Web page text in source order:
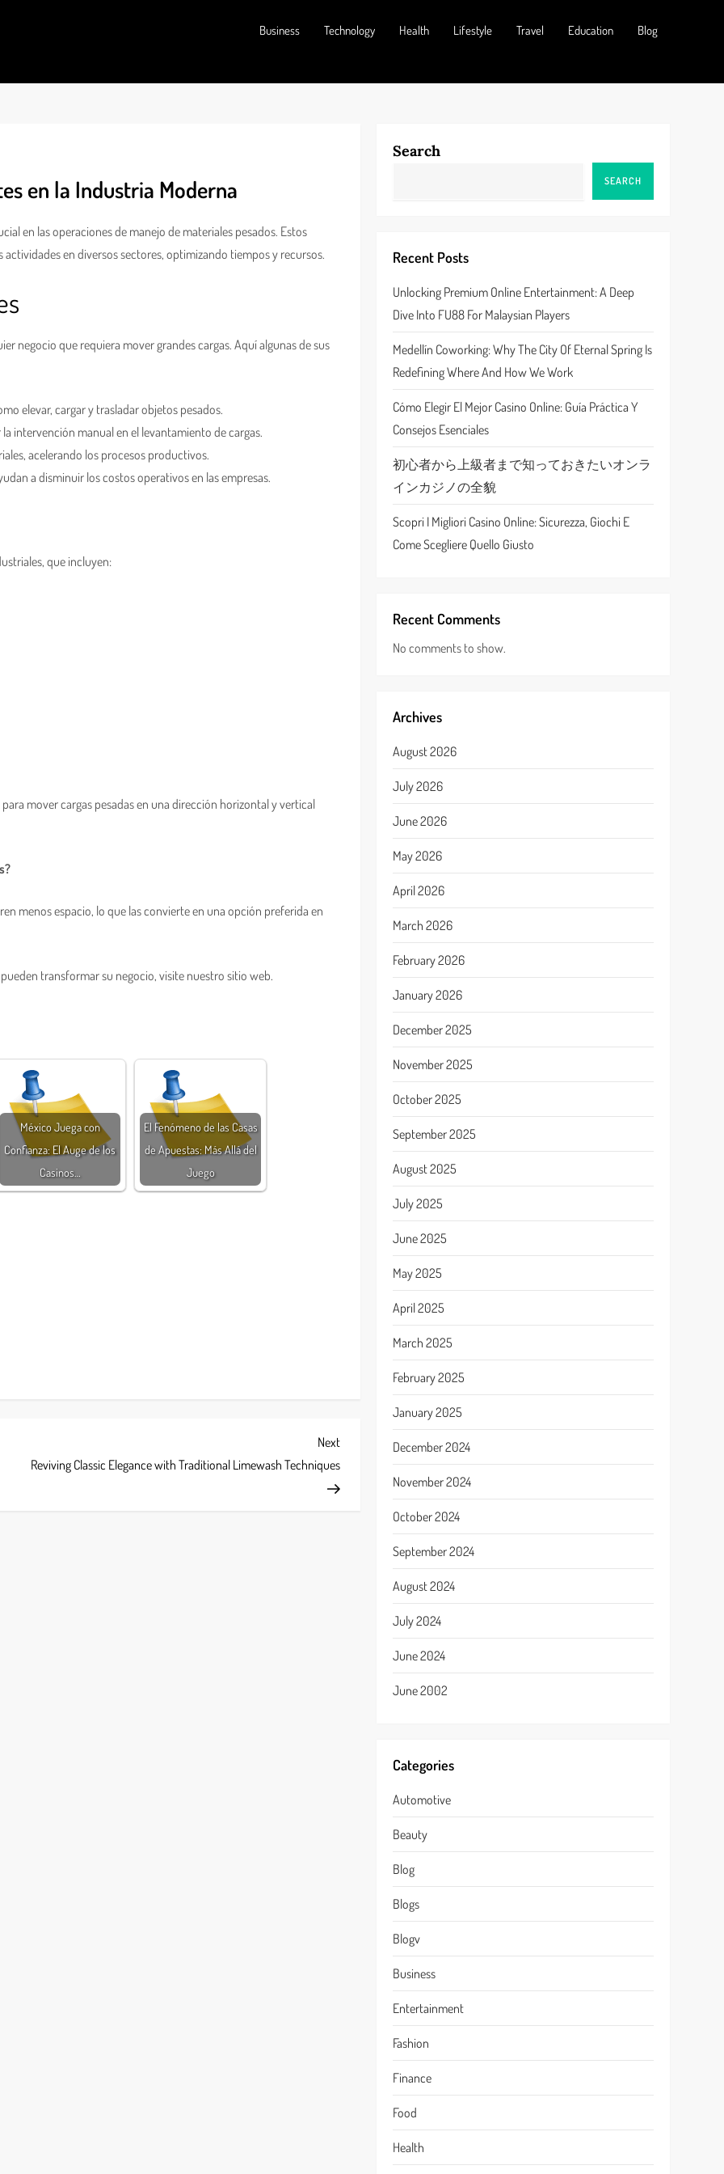
Business Technology Health Lifestyle Travel Education Blog
en la Industria Moderna
en las operaciones de manejo de materiales pesados. Estos
en diversos sectores, optimizando tiempos y recursos.
negocio que requiera mover grandes cargas. Aquí algunas de sus
elevar, cargar y trasladar objetos pesados.
intervención manual en el levantamiento de cargas.
acelerando los procesos productivos.
a disminuir los costos operativos en las empresas.
que incluyen:
mover cargas pesadas en una dirección horizontal y vertical
menos espacio, lo que las convierte en una opción preferida en
pueden transformar su negocio, visite nuestro sitio web.
México Juega con
Confianza: El Auge de los
Casinos…
El Fenómeno de las Casas
de Apuestas: Más Allá del
Juego
Next
Post
Next
Reviving Classic Elegance with Traditional Limewash Techniques
Search
SEARCH
Recent Posts
Unlocking Premium Online Entertainment: A Deep
Dive Into FU88 For Malaysian Players
Medellín Coworking: Why The City Of Eternal Spring Is
Redefining Where And How We Work
Cómo Elegir El Mejor Casino Online: Guía Práctica Y
Consejos Esenciales
初心者から上級者まで知っておきたいオンラ
インカジノの全貌
Scopri I Migliori Casino Online: Sicurezza, Giochi E
Come Scegliere Quello Giusto
Recent Comments
No comments to show.
Archives
August 2026
July 2026
June 2026
May 2026
April 2026
March 2026
February 2026
January 2026
December 2025
November 2025
October 2025
September 2025
August 2025
July 2025
June 2025
May 2025
April 2025
March 2025
February 2025
January 2025
December 2024
November 2024
October 2024
September 2024
August 2024
July 2024
June 2024
June 2002
Categories
Automotive
Beauty
Blog
Blogs
Blogv
Business
Entertainment
Fashion
Finance
Food
Health